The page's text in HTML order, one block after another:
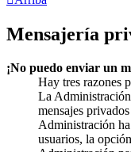
Mensajería
¡No puedo enviar un
Hay tres razones
La
mensajes
Administración
usuarios, la